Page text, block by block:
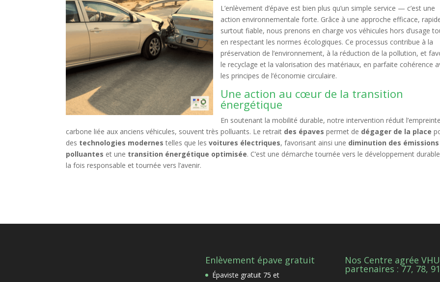
L’enlèvement d’épave est bien plus qu’un simple service — c’est une
action environnementale forte. Grâce à une approche efficace,
surtout fiable, nous prenons en charge vos véhicules hors d’usage
en respectant les normes écologiques. Ce processus contribue à la
préservation de l’environnement, à la réduction de la pollution, et
le recyclage et la valorisation des matériaux, en parfaite cohérence
les principes de l’économie circulaire.
Une action au cœur de la transition
énergétique
En soutenant la mobilité durable, notre intervention réduit
carbone liée aux anciens véhicules, souvent très polluants. Le retrait des épaves permet de dégager de la place
des technologies modernes telles que lesvoitures électriques, favorisant ainsi une diminution des émissions
polluantes et une transition énergétique optimisée. C’est une démarche tournée vers le développement
la fois responsable et tournée vers l’avenir.
Enlèvement épave gratuit
Épaviste gratuit 75 et
Nos Centre agrée VHU
partenaires : 77, 78, 91